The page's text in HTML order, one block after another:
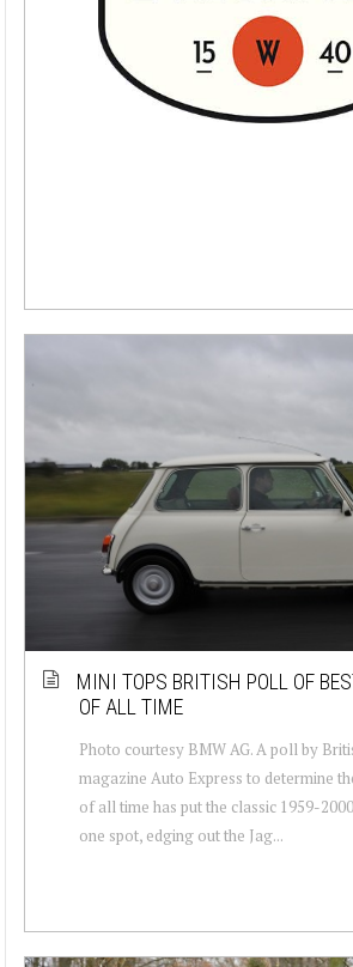
MINI TOPS BRITISH POLL OF
OF ALL TIME
Photo courtesy BMW AG. A poll by
magazine Auto Express to determine
of all time has put the classic 1959-
one spot, edging out the Jag...